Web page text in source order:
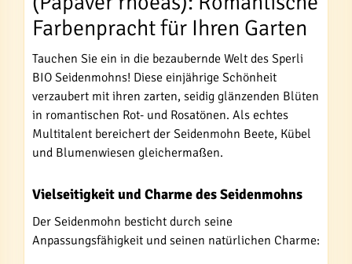
Farbenpracht für Ihren Garten
Tauchen Sie ein in die bezaubernde Welt des Sperli
BIO Seidenmohns! Diese einjährige Schönheit
verzaubert mit ihren zarten, seidig glänzenden Blüten
in romantischen Rot- und Rosatönen. Als echtes
Multitalent bereichert der Seidenmohn Beete, Kübel
und Blumenwiesen gleichermaßen.
Vielseitigkeit und Charme des Seidenmohns
Der Seidenmohn besticht durch seine
Anpassungsfähigkeit und seinen natürlichen Charme: